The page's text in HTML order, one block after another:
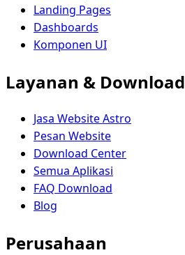
Landing Pages
Dashboards
Komponen UI
Layanan & Download
Jasa Website Astro
Pesan Website
Download Center
Semua Aplikasi
FAQ Download
Blog
Perusahaan